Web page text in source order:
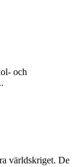
och
världskriget. De